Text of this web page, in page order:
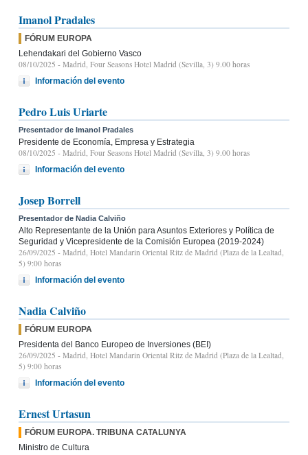
Imanol Pradales
FÓRUM EUROPA
Lehendakari del Gobierno Vasco
08/10/2025 - Madrid, Four Seasons Hotel Madrid (Sevilla, 3) 9.00 horas
Información del evento
Pedro Luis Uriarte
Presentador de Imanol Pradales
Presidente de Economía, Empresa y Estrategia
08/10/2025 - Madrid, Four Seasons Hotel Madrid (Sevilla, 3) 9.00 horas
Información del evento
Josep Borrell
Presentador de Nadia Calviño
Alto Representante de la Unión para Asuntos Exteriores y Política de
Seguridad y Vicepresidente de la Comisión Europea (2019-2024)
26/09/2025 - Madrid, Hotel Mandarin Oriental Ritz de Madrid (Plaza de la Lealtad,
5) 9:00 horas
Información del evento
Nadia Calviño
FÓRUM EUROPA
Presidenta del Banco Europeo de Inversiones (BEI)
26/09/2025 - Madrid, Hotel Mandarin Oriental Ritz de Madrid (Plaza de la Lealtad,
5) 9:00 horas
Información del evento
Ernest Urtasun
FÓRUM EUROPA. TRIBUNA CATALUNYA
Ministro de Cultura